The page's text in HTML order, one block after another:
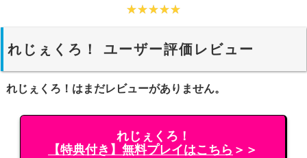
れじぇくろ！ ユーザー評価レビュー
れじぇくろ！はまだレビューがありません。
れじぇくろ！
【特典付き】無料プレイはこちら ＞＞